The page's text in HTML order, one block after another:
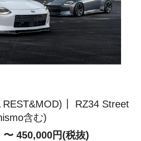
REST&MOD)┃ RZ34 Street
含む)
450,000円(税抜)